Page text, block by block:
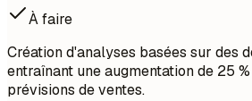
À faire
Création d'analyses basées sur des
entraînant une augmentation de 25
prévisions de ventes.